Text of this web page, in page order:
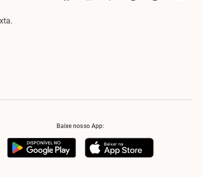
Baixe nosso App: